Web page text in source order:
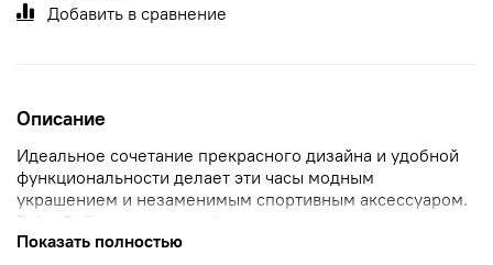
Добавить в сравнение
Описание
Идеальное сочетание прекрасного дизайна и удобной
функциональности делает эти часы модным
украшением и незаменимым спортивным аксессуаром.
Baby-G.
Противоударный корпус
ударов и вибрации. Циферблат подсвечивается
Показать полностью